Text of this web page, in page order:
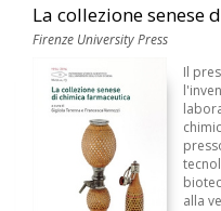
La collezione senese
Firenze University Press
Il
alla